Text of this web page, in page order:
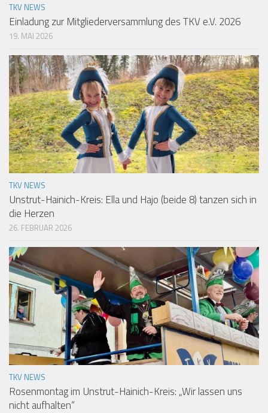
TKV NEWS
Einladung zur Mitgliederversammlung des TKV e.V. 2026
19. MAI 2026
TKV NEWS
Unstrut-Hainich-Kreis: Ella und Hajo (beide 8) tanzen sich in
die Herzen
26. FEBRUAR 2026
TKV NEWS
Rosenmontag im Unstrut-Hainich-Kreis: „Wir lassen uns
nicht aufhalten“